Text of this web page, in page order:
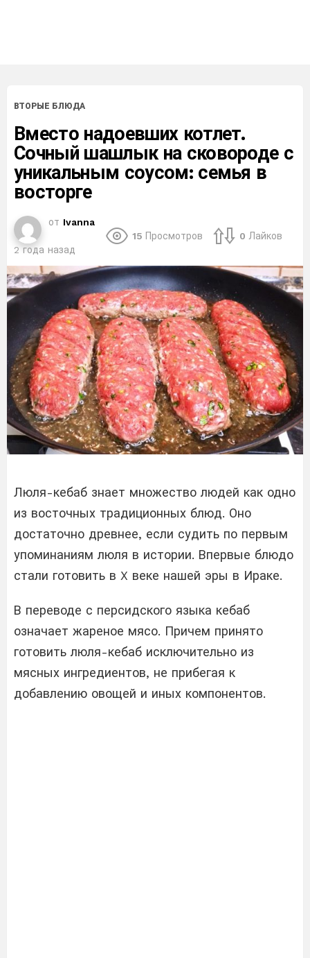
ВТОРЫЕ БЛЮДА
Вместо надоевших котлет.
Сочный шашлык на сковороде с
уникальным соусом: семья в
восторге
от Ivanna
2 года назад
15 Просмотров 0 Лайков
Люля-кебаб знает множество людей как одно
из восточных традиционных блюд. Оно
достаточно древнее, если судить по первым
упоминаниям люля в истории. Впервые блюдо
стали готовить в X веке нашей эры в Ираке.
В переводе с персидского языка кебаб
означает жареное мясо. Причем принято
готовить люля-кебаб исключительно из
мясных ингредиентов, не прибегая к
добавлению овощей и иных компонентов.